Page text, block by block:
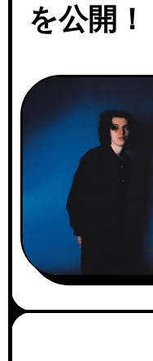
を公開！